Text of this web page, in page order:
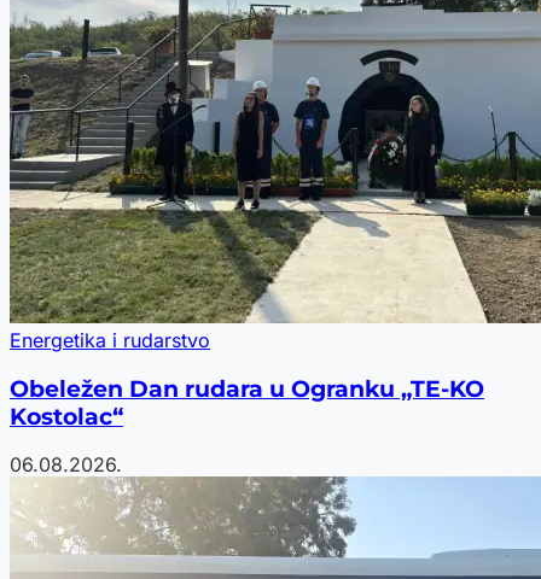
Energetika i rudarstvo
Obeležen Dan rudara u Ogranku „TE-KO
Kostolac“
06.08.2026.